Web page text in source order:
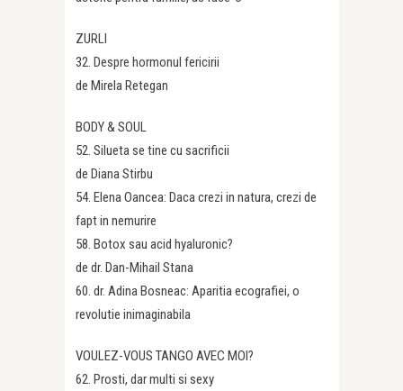
ZURLI
32. Despre hormonul fericirii
de Mirela Retegan
BODY & SOUL
52. Silueta se tine cu sacrificii
de Diana Stirbu
54. Elena Oancea: Daca crezi in natura, crezi de
fapt in nemurire
58. Botox sau acid hyaluronic?
de dr. Dan-Mihail Stana
60. dr. Adina Bosneac: Aparitia ecografiei, o
revolutie inimaginabila
VOULEZ-VOUS TANGO AVEC MOI?
62. Prosti, dar multi si sexy